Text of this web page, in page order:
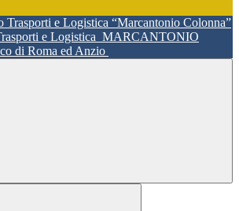
e Logistica MARCANTONIO
di Roma ed Anzio